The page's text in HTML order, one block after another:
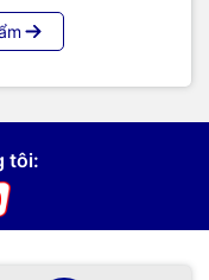
tôi: